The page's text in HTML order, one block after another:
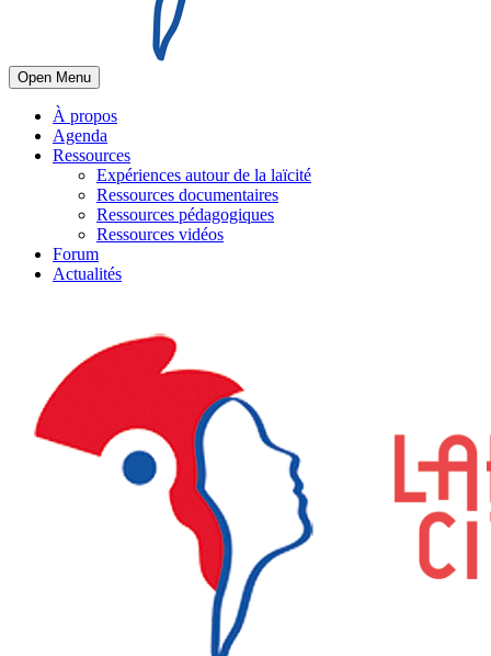
Open Menu
À propos
Agenda
Ressources
Expériences autour de la laïcité
Ressources documentaires
Ressources pédagogiques
Ressources vidéos
Forum
Actualités